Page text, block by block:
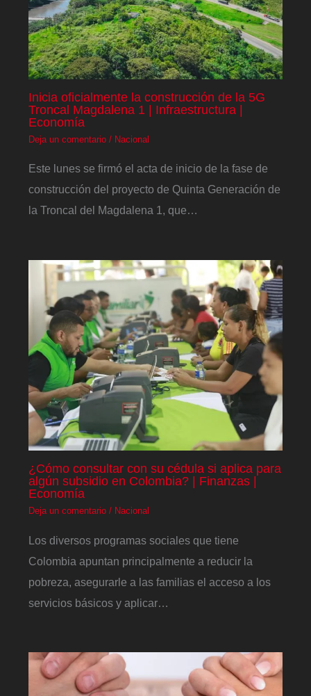
Inicia oficialmente la construcción de la 5G
Troncal Magdalena 1 | Infraestructura |
Economía
Deja un comentario / Nacional
Este lunes se firmó el acta de inicio de la fase de
construcción del proyecto de Quinta Generación de
la Troncal del Magdalena 1, que…
¿Cómo consultar con su cédula si aplica para
algún subsidio en Colombia? | Finanzas |
Economía
Deja un comentario / Nacional
Los diversos programas sociales que tiene
Colombia apuntan principalmente a reducir la
pobreza, asegurarle a las familias el acceso a los
servicios básicos y aplicar…